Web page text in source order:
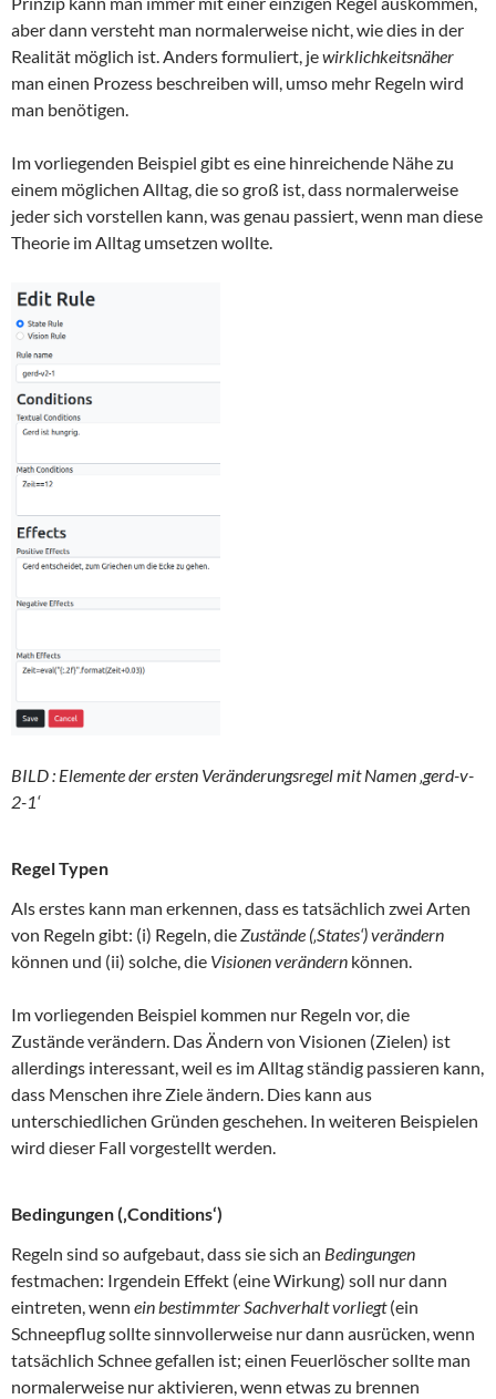
aber dann versteht man normalerweise nicht, wie dies in der
Realität möglich ist. Anders formuliert, jewirklichkeitsnäher
man einen Prozess beschreiben will, umso mehr Regeln wird
man benötigen.
Im vorliegenden Beispiel gibt es eine hinreichende Nähe zu
einem möglichen Alltag, die so groß ist, dass normalerweise
jeder sich vorstellen kann, was genau passiert, wenn man diese
Theorie im Alltag umsetzen wollte.
BILD : Elemente der ersten Veränderungsregel mit Namen ‚gerd-v-
2-1‘
Regel Typen
Als erstes kann man erkennen, dass es tatsächlich zwei Arten
von Regeln gibt: (i) Regeln, dieZustände (‚States‘) verändern
können und (ii) solche, die Visionenverändern können.
Im vorliegenden Beispiel kommen nur Regeln vor, die
Zustände verändern. Das Ändern von Visionen (Zielen) ist
allerdings interessant, weil es im Alltag ständig passieren kann,
dass Menschen ihre Ziele ändern. Dies kann aus
unterschiedlichen Gründen geschehen. In weiteren Beispielen
wird dieser Fall vorgestellt werden.
Bedingungen (‚Conditions‘)
Regeln sind so aufgebaut, dass sie sich an Bedingungen
festmachen: Irgendein Effekt (eine Wirkung) soll nur dann
eintreten, wenn ein bestimmter Sachverhalt vorliegt(ein
Schneepflug sollte sinnvollerweise nur dann ausrücken, wenn
tatsächlich Schnee gefallen ist; einen Feuerlöscher sollte man
normalerweise nur aktivieren, wenn etwas zu brennen